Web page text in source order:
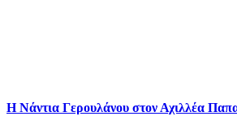
Η Νάντια Γερουλάνου στον Αχιλλέα